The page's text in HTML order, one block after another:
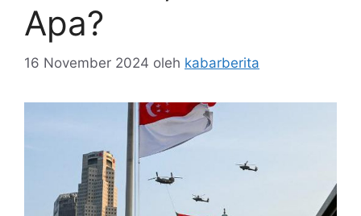
Apa?
16 November 2024 oleh kabarberita